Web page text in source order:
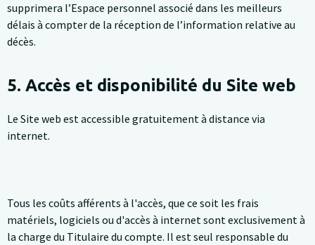
supprimera l’Espace personnel associé dans les meilleurs
délais à compter de la réception de l’information relative au
décès.
5. Accès et disponibilité du Site web
Le Site web est accessible gratuitement à distance via
internet.
Tous les coûts afférents à l'accès, que ce soit les frais
matériels, logiciels ou d'accès à internet sont exclusivement à
la charge du Titulaire du compte. Il est seul responsable du